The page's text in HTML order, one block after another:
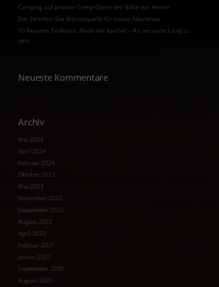
Camping auf privater Camp-Site in der Nähe von Hamm
Der Zeltofen: Die Wärmequelle für meine Abenteuer
10 Reasons To Watch „Fluch der Karibik“ – A.I. versucht lustig zu
sein
Neueste Kommentare
Archiv
Mai 2024
April 2024
Februar 2024
Oktober 2023
Mai 2023
November 2022
September 2022
August 2022
April 2022
Februar 2021
Januar 2021
September 2020
August 2020